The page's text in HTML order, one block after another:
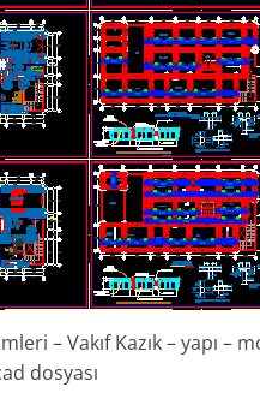
– Vakıf Kazık – yapı –
dosyası